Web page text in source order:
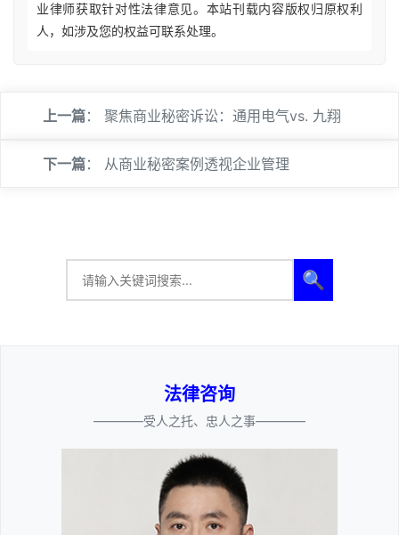
业律师获取针对性法律意见。本站刊载内容版权归原权利
人，如涉及您的权益可联系处理。
上一篇： 聚焦商业秘密诉讼：通用电气vs. 九翔
下一篇： 从商业秘密案例透视企业管理
🔍
法律咨询
————受人之托、忠人之事————